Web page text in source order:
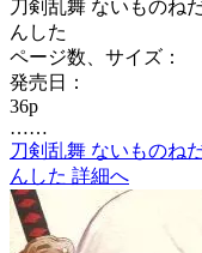
刀剣乱舞 ないものね
んした
ページ数、サイズ：
発売日：
36p
……
刀剣乱舞 ないものね
んした 詳細へ